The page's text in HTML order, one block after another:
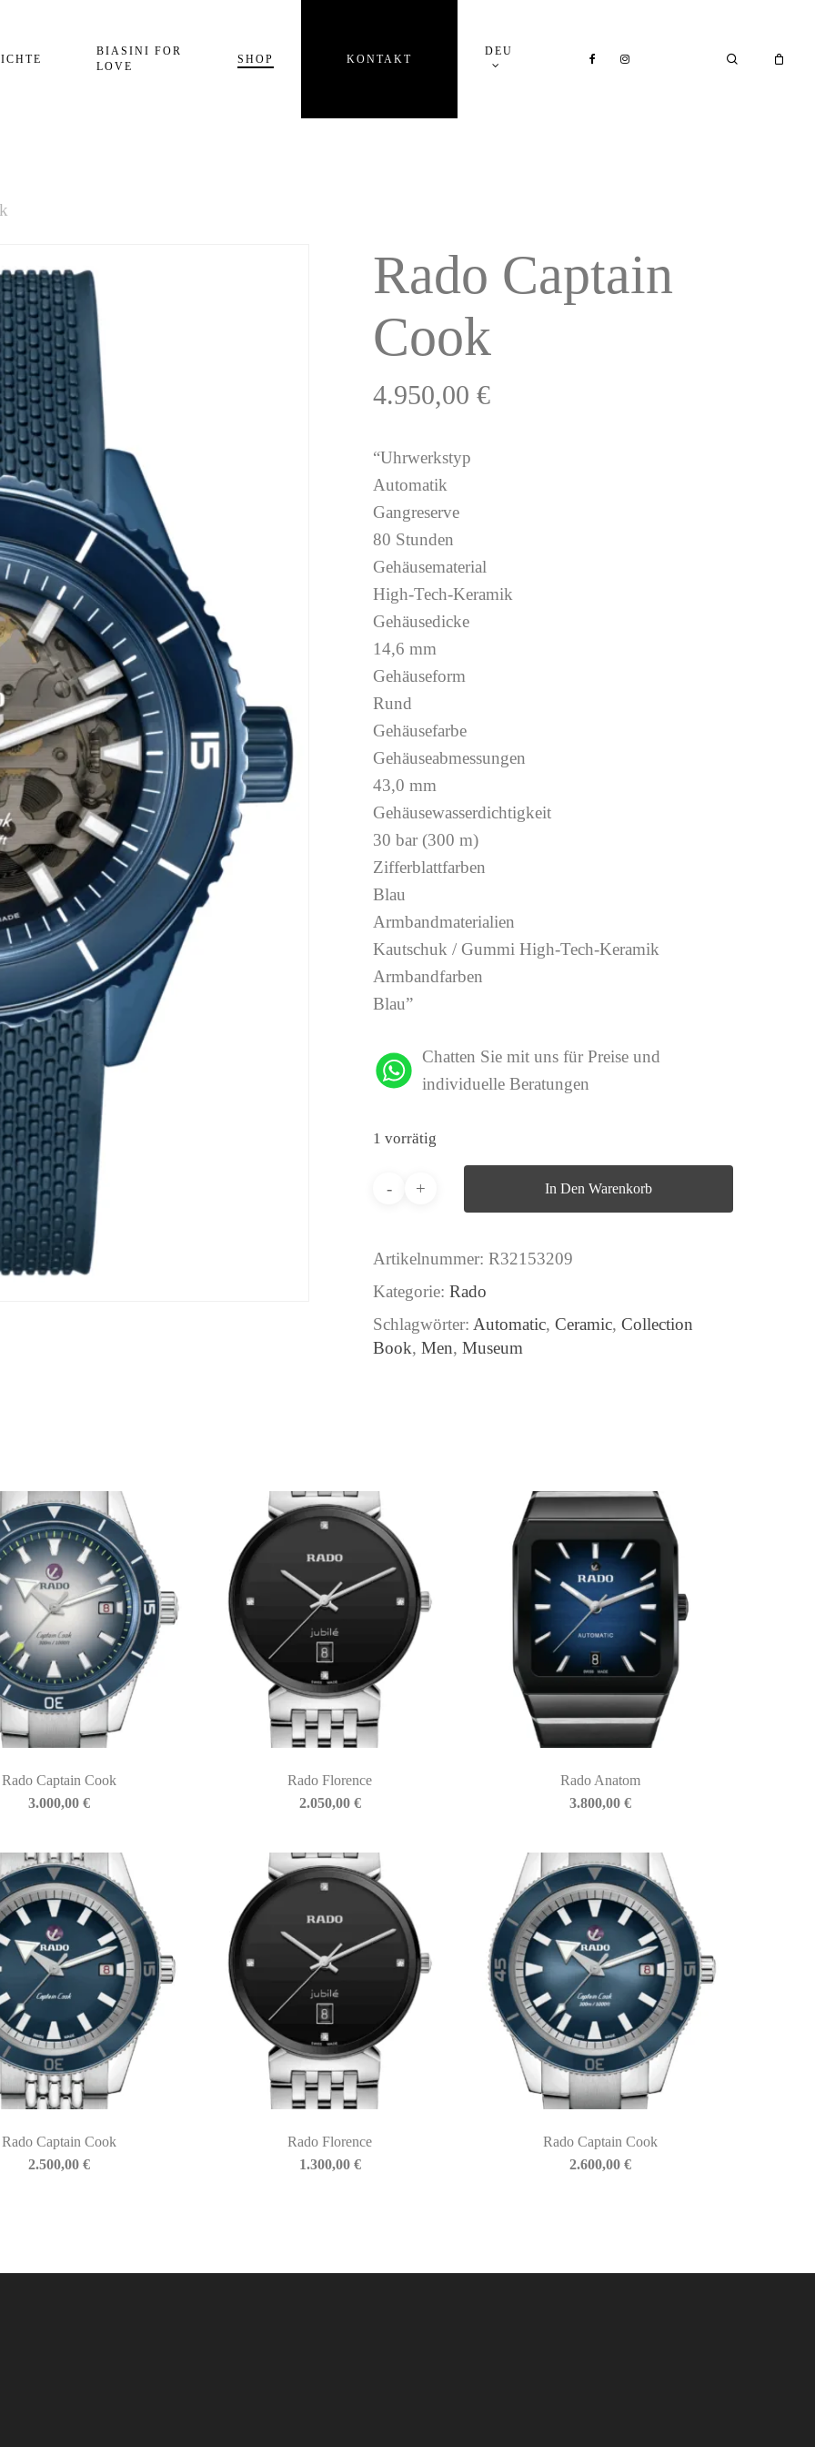
BIASINI FOR
LOVE
SHOP KONTAKT
DEU FACEBOOKINSTAGRAM SEARCH
Rado Captain
Cook
4.950,00€
“Uhrwerkstyp
Automatik
Gangreserve
80 Stunden
Gehäusematerial
High-Tech-Keramik
Gehäusedicke
14,6 mm
Gehäuseform
Rund
Gehäusefarbe
Gehäuseabmessungen
43,0 mm
Gehäusewasserdichtigkeit
30 bar (300 m)
Zifferblattfarben
Blau
Armbandmaterialien
Kautschuk / Gummi High-Tech-Keramik
Armbandfarben
Blau”
Chatten Sie mit uns für Preise und
individuelle Beratungen
1 vorrätig
In Den Warenkorb
Artikelnummer:R32153209
Kategorie:Rado
Schlagwörter: Automatic,Ceramic,Collection
Book,Men,Museum
Rado Captain Cook
3.000,00€
Rado Florence
2.050,00 €
Rado Anatom
3.800,00€
Rado Captain Cook
2.500,00€
Rado Florence
1.300,00 €
Rado Captain Cook
2.600,00€